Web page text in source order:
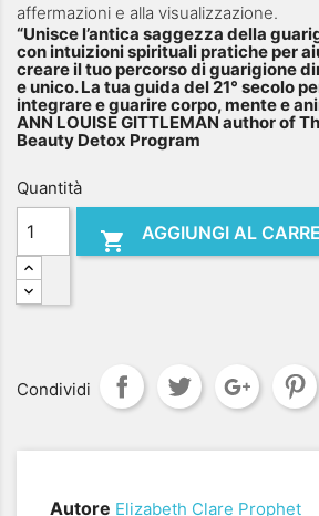
affermazioni e alla visualizzazione.
“Unisce l’antica saggezza della
con intuizioni spirituali pratiche per
creare il tuo percorso di guarigione
e unico. La tua guida del 21° secolo
integrare e guarire corpo, mente e
ANN LOUISE GITTLEMAN author of
Beauty Detox Program
Quantità
 AGGIUNGI AL
Condividi
Autore Elizabeth Clare Prophet